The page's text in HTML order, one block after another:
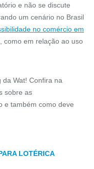
e não se discute
um cenário no Brasil
no comércio em
como em relação ao uso
Wat! Confira na
sobre as
e também como deve
LOTÉRICA